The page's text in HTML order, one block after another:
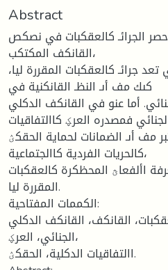
Abstract
حصر الجرائـ كالعقكبات في نصكص
القانكف المكتكب،
جرائـ كالعقكبات المقررة ليا،
كىك مف أىـ النظـ القانكنية في
أما عنو في القانكف الدكلي
فمصدره العرؼ كاالتفاقيات
مف أىـ الضمانات لحماية الحقكؽ
كالحريات الفردية كاالجتماعية،
األفعاؿ المحظكرة كالعقكبات
المقررة ليا.
الكممات المفتاحية:
القانكف، القانكف الدكلي
الجنائي، العرؼ،
االتفاقيات الدكلية، الحقكؽ.